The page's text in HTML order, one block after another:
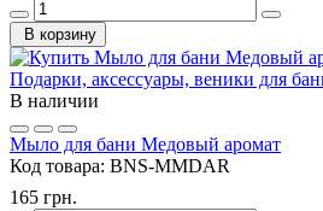
В корзину
В наличии
Мыло для бани Медовый аромат
Код товара: BNS-MMDAR
165 грн.